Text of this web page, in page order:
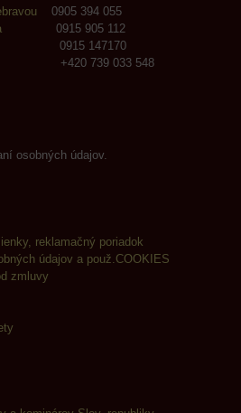
0905 394 055
0915 905 112
147170
739 033 548
osobných údajov.
reklamačný poriadok
údajov a použ.COOKIES
zmluvy